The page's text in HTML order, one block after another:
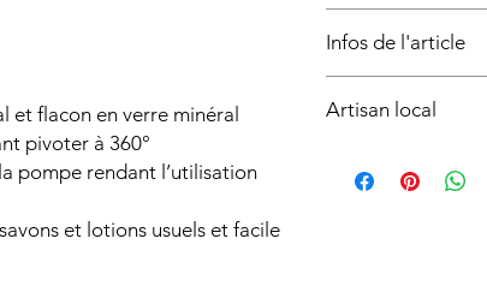
et flacon en verre minéral
pivoter à 360°
pompe rendant l’utilisation
et lotions usuels et facile
qualifié.
Cette prestation
produit, hors
existantes.
configuration sur
accessibilité,
Infos de l'article
satiné
Artisan local
basé sur
La Côte